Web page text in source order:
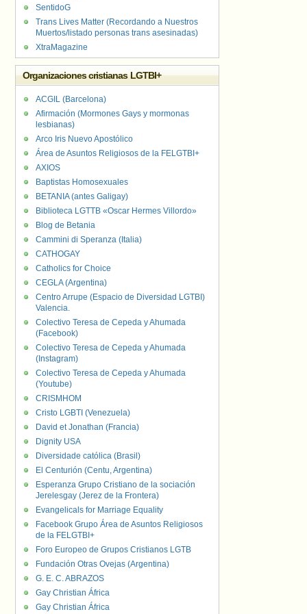
SentidoG
Trans Lives Matter (Recordando a Nuestros
Muertos/listado personas trans asesinadas)
XtraMagazine
Organizaciones cristianas LGTBI+
ACGIL (Barcelona)
Afirmación (Mormones Gays y mormonas
lesbianas)
Arco Iris Nuevo Apostólico
Área de Asuntos Religiosos de la FELGTBI+
AXIOS
Baptistas Homosexuales
BETANIA (antes Galigay)
Biblioteca LGTTB «Oscar Hermes Villordo»
Blog de Betania
Cammini di Speranza (Italia)
CATHOGAY
Catholics for Choice
CEGLA (Argentina)
Centro Arrupe (Espacio de Diversidad LGTBI)
Valencia.
Colectivo Teresa de Cepeda y Ahumada
(Facebook)
Colectivo Teresa de Cepeda y Ahumada
(Instagram)
Colectivo Teresa de Cepeda y Ahumada
(Youtube)
CRISMHOM
Cristo LGBTI (Venezuela)
David et Jonathan (Francia)
Dignity USA
Diversidade católica (Brasil)
El Centurión (Centu, Argentina)
Esperanza Grupo Cristiano de la sociación
Jerelesgay (Jerez de la Frontera)
Evangelicals for Marriage Equality
Facebook Grupo Área de Asuntos Religiosos
de la FELGTBI+
Foro Europeo de Grupos Cristianos LGTB
Fundación Otras Ovejas (Argentina)
G. E. C. ABRAZOS
Gay Christian África
Gay Christian África